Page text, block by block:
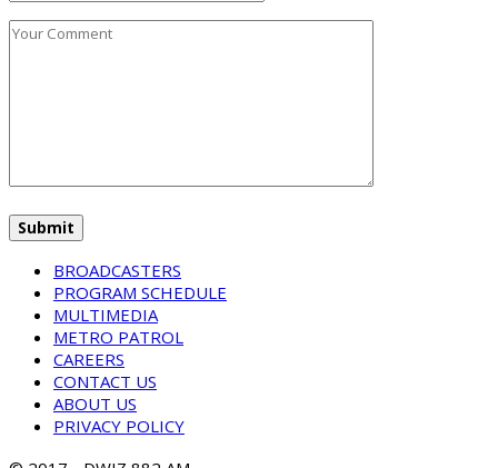
BROADCASTERS
PROGRAM SCHEDULE
MULTIMEDIA
METRO PATROL
CAREERS
CONTACT US
ABOUT US
PRIVACY POLICY